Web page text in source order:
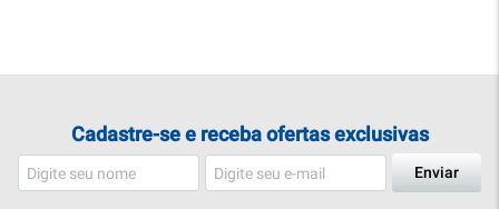
Cadastre-se e receba ofertas exclusivas
Enviar